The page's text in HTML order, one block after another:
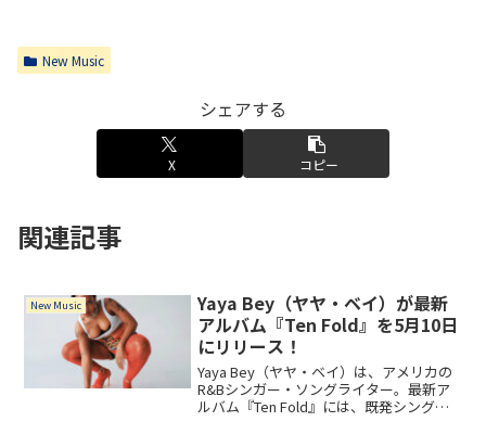
New Music
シェアする
X コピー
関連記事
New Music
Yaya Bey（ヤヤ・ベイ）が最新
アルバム『Ten Fold』を5月10日
にリリース！
Yaya Bey（ヤヤ・ベイ）は、アメリカの
R&Bシンガー・ソングライター。最新ア
ルバム『Ten Fold』には、既発シングル